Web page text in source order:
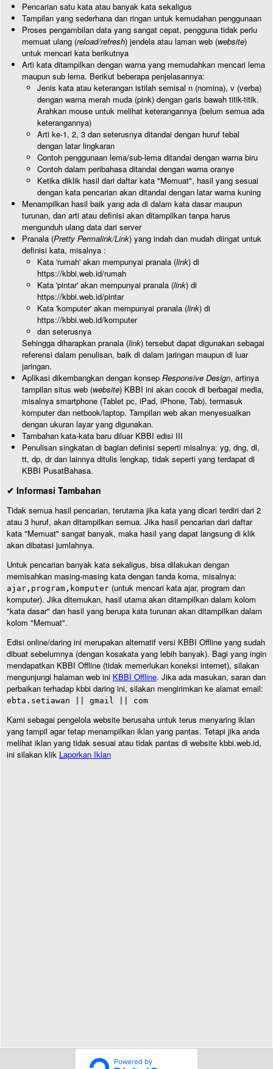
Pencarian satu kata atau banyak kata sekaligus
Tampilan yang sederhana dan ringan untuk kemudahan penggunaan
Proses pengambilan data yang sangat cepat, pengguna tidak perlu
memuat ulang (reload/refresh) jendela atau laman web (website)
untuk mencari kata berikutnya
Arti kata ditampilkan dengan warna yang memudahkan mencari lema
maupun sub lema. Berikut beberapa penjelasannya:
Jenis kata atau keterangan istilah semisal n (nomina), v (verba)
dengan warna merah muda (pink) dengan garis bawah titik-titik.
Arahkan mouse untuk melihat keterangannya (belum semua ada
keterangannya)
Arti ke-1, 2, 3 dan seterusnya ditandai dengan huruf tebal
dengan latar lingkaran
Contoh penggunaan lema/sub-lema ditandai dengan warna biru
Contoh dalam peribahasa ditandai dengan warna oranye
Ketika diklik hasil dari daftar kata "Memuat", hasil yang sesuai
dengan kata pencarian akan ditandai dengan latar warna kuning
Menampilkan hasil baik yang ada di dalam kata dasar maupun
turunan, dan arti atau definisi akan ditampilkan tanpa harus
mengunduh ulang data dari server
Pranala (Pretty Permalink/Link) yang indah dan mudah diingat untuk
definisi kata, misalnya :
Kata 'rumah' akan mempunyai pranala (link) di
https://kbbi.web.id/rumah
Kata 'pintar' akan mempunyai pranala (link) di
https://kbbi.web.id/pintar
Kata 'komputer' akan mempunyai pranala (link) di
https://kbbi.web.id/komputer
dan seterusnya
Sehingga diharapkan pranala (link) tersebut dapat digunakan sebagai
referensi dalam penulisan, baik di dalam jaringan maupun di luar
jaringan.
Aplikasi dikembangkan dengan konsep Responsive Design, artinya
tampilan situs web (website) KBBI ini akan cocok di berbagai media,
misalnya smartphone (Tablet pc, iPad, iPhone, Tab), termasuk
komputer dan netbook/laptop. Tampilan web akan menyesuaikan
dengan ukuran layar yang digunakan.
Tambahan kata-kata baru diluar KBBI edisi III
Penulisan singkatan di bagian definisi seperti misalnya: yg, dng, dl,
tt, dp, dr dan lainnya ditulis lengkap, tidak seperti yang terdapat di
KBBI PusatBahasa.
✔ Informasi Tambahan
Tidak semua hasil pencarian, terutama jika kata yang dicari terdiri dari 2
atau 3 huruf, akan ditampilkan semua. Jika hasil pencarian dari daftar
kata "Memuat" sangat banyak, maka hasil yang dapat langsung di klik
akan dibatasi jumlahnya.
Untuk pencarian banyak kata sekaligus, bisa dilakukan dengan
memisahkan masing-masing kata dengan tanda koma, misalnya:
ajar,program,komputer (untuk mencari kata ajar, program dan
komputer). Jika ditemukan, hasil utama akan ditampilkan dalam kolom
"kata dasar" dan hasil yang berupa kata turunan akan ditampilkan dalam
kolom "Memuat".
Edisi online/daring ini merupakan alternatif versi KBBI Offline yang sudah
dibuat sebelumnya (dengan kosakata yang lebih banyak). Bagi yang ingin
mendapatkan KBBI Offline (tidak memerlukan koneksi internet), silakan
mengunjungi halaman web ini KBBI Offline. Jika ada masukan, saran dan
perbaikan terhadap kbbi daring ini, silakan mengirimkan ke alamat email:
ebta.setiawan || gmail || com
Kami sebagai pengelola website berusaha untuk terus menyaring iklan
yang tampil agar tetap menampilkan iklan yang pantas. Tetapi jika anda
melihat iklan yang tidak sesuai atau tidak pantas di website kbbi.web.id,
ini silakan klik Laporkan Iklan